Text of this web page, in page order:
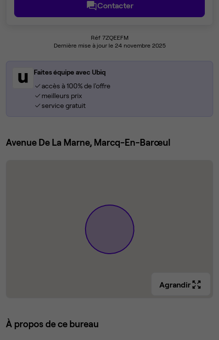
Contacter
Réf 7ZQEEFM
Dernière mise à jour le 24 novembre 2025
Faites équipe avec Ubiq
accès à 100% de l'offre
meilleurs prix
service gratuit
Avenue De La Marne, Marcq-En-Barœul
Agrandir
À propos de ce bureau